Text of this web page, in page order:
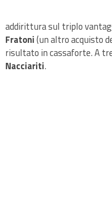
addirittura sul triplo
Fratoni(un altro acquisto
risultato in cassaforte. A
Nacciariti.